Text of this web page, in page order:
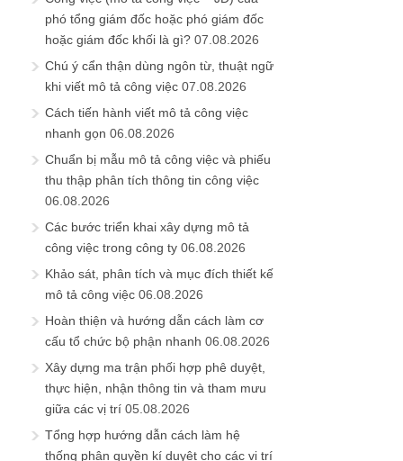
phó tổng giám đốc hoặc phó giám đốc
hoặc giám đốc khối là gì? 07.08.2026
Chú ý cẩn thận dùng ngôn từ, thuật ngữ
khi viết mô tả công việc 07.08.2026
Cách tiến hành viết mô tả công việc
nhanh gọn 06.08.2026
Chuẩn bị mẫu mô tả công việc và phiếu
thu thập phân tích thông tin công việc
06.08.2026
Các bước triển khai xây dựng mô tả
công việc trong công ty 06.08.2026
Khảo sát, phân tích và mục đích thiết kế
mô tả công việc 06.08.2026
Hoàn thiện và hướng dẫn cách làm cơ
cấu tổ chức bộ phận nhanh 06.08.2026
Xây dựng ma trận phối hợp phê duyệt,
thực hiện, nhận thông tin và tham mưu
giữa các vị trí 05.08.2026
Tổng hợp hướng dẫn cách làm hệ
thống phân quyền kí duyệt cho các vị trí